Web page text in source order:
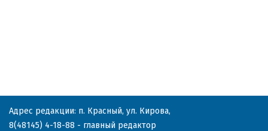
Адрес редакции: п. Красный, ул. Кирова,
8(48145) 4-18-88 - главный редактор